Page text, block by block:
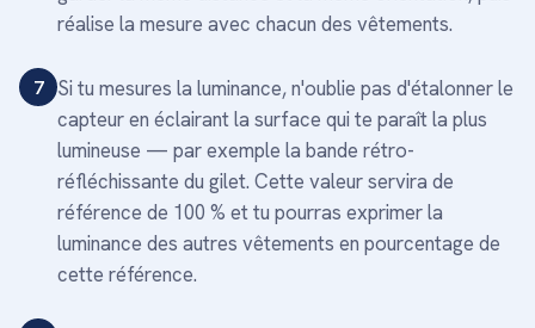
réalise la mesure avec chacun des vêtements.
7 Si tu mesures la luminance, n'oublie pas d'étalonner le
capteur en éclairant la surface qui te paraît la plus
lumineuse — par exemple la bande rétro-
réfléchissante du gilet. Cette valeur servira de
référence de 100 % et tu pourras exprimer la
luminance des autres vêtements en pourcentage de
cette référence.